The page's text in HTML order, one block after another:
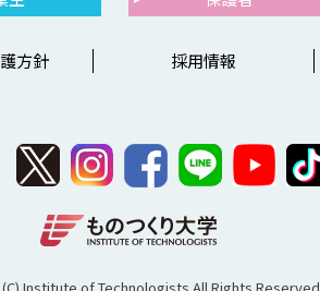
方針 採用情報
Institute of Technologists.All Rights Reserved.